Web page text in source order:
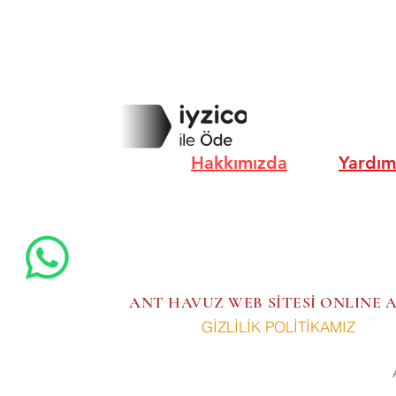
Hakkımızda Yardım
GİZLİLİK POLİTİKAMIZ
ANT HAVUZ WEB SİTESİ ONLINE